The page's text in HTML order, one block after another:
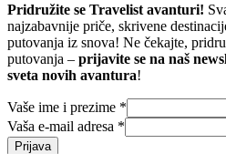
Pridružite se Travelist avanturi!
najzabavnije priče, skrivene
putovanja iz snova! Ne čekajte,
putovanja – prijavite se na naš
sveta novih avantura!
Vaše ime i prezime *
Vaša e-mail adresa *
Prijava